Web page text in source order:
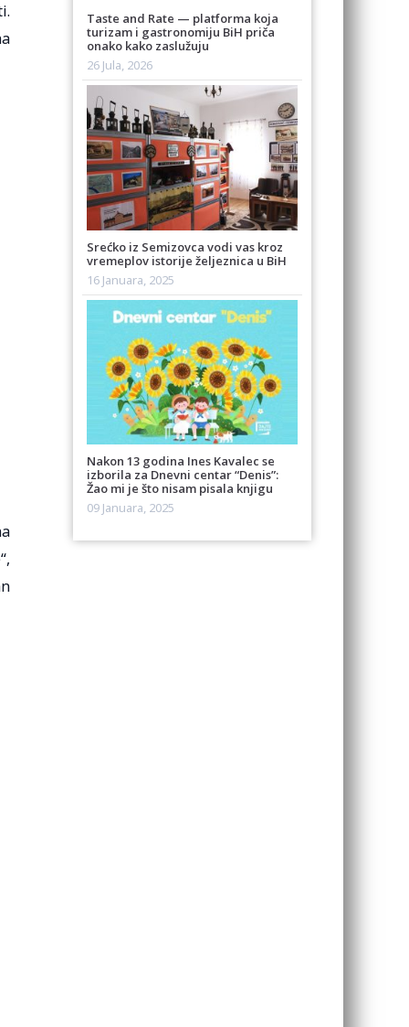
Taste and Rate — platforma koja
turizam i gastronomiju BiH priča
onako kako zaslužuju
26 Jula, 2026
Srećko iz Semizovca vodi vas kroz
vremeplov istorije željeznica u BiH
16 Januara, 2025
Nakon 13 godina Ines Kavalec se
izborila za Dnevni centar “Denis”:
Žao mi je što nisam pisala knjigu
09 Januara, 2025